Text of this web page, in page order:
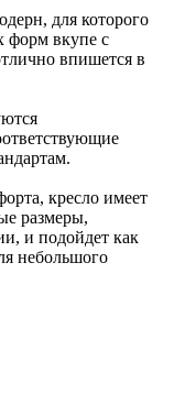
для которого
форм вкупе с
впишется в
кресло имеет
размеры,
и подойдет как
небольшого